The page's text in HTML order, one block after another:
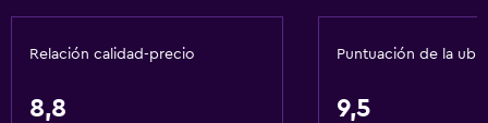
Relación calidad-precio
8,8
Puntuación de la
9,5